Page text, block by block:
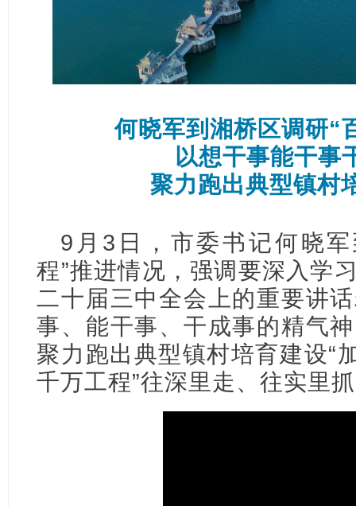
何晓军到湘桥区调研“
以想干事能干事
聚力跑出典型镇村
9月3日，市委书记何晓
程”推进情况，强调要深入学
二十届三中全会上的重要讲
事、能干事、干成事的精气
聚力跑出典型镇村培育建设“
千万工程”往深里走、往实里